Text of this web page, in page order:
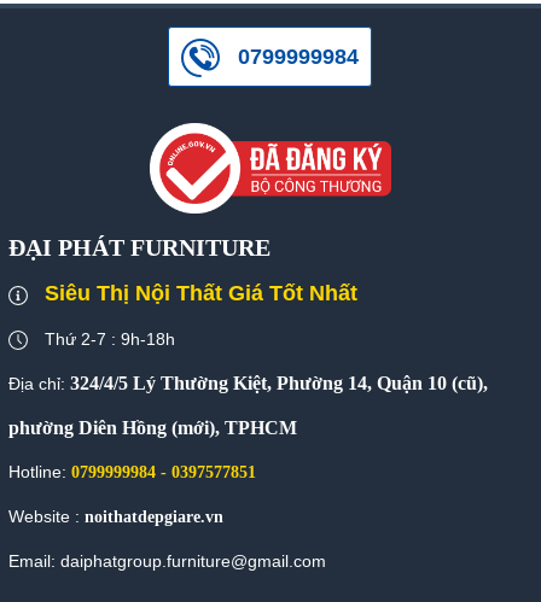
0799999984
ĐẠI PHÁT FURNITURE
Siêu Thị Nội Thất Giá Tốt Nhất
Thứ 2-7 : 9h-18h
Địa chỉ: 324/4/5 Lý Thường Kiệt, Phường 14, Quận 10 (cũ),
phường Diên Hồng (mới), TPHCM
Hotline: 0799999984 - 0397577851
Website : noithatdepgiare.vn
Email: daiphatgroup.furniture@gmail.com